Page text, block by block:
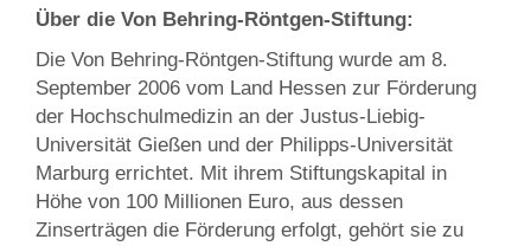
Über die Von Behring-Röntgen-Stiftung:
Die Von Behring-Röntgen-Stiftung wurde am 8.
September 2006 vom Land Hessen zur Förderung
der Hochschulmedizin an der Justus-Liebig-
Universität Gießen und der Philipps-Universität
Marburg errichtet. Mit ihrem Stiftungskapital in
Höhe von 100 Millionen Euro, aus dessen
Zinserträgen die Förderung erfolgt, gehört sie zu